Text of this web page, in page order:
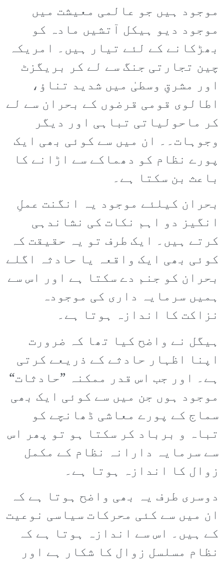
موجود ہیں جو عالمی معیشت میں
موجود دیو ہیکل آتشیں مادہ کو
بھڑکانے کے لئے تیار ہیں۔ امریکہ
چین تجارتی جنگ سے لے کر بریگزٹ
اور مشرقِ وسطیٰ میں شدید تناؤ،
اطالوی قومی قرضوں کے بحران سے لے
کر ماحولیاتی تباہی اور دیگر
وجوہات۔۔ ان میں سے کوئی بھی ایک
پورے نظام کو دھماکے سے اڑانے کا
باعث بن سکتا ہے۔
بحران کیلئے موجود یہ انگنت عملِ
انگیز دو اہم نکات کی نشاندہی
کرتے ہیں۔ ایک طرف تو یہ حقیقت کہ
کوئی بھی ایک واقعہ یا حادثہ اگلے
بحران کو جنم دے سکتا ہے اور اس سے
ہمیں سرمایہ داری کی موجودہ
نزاکت کا اندازہ ہوتا ہے۔
ہیگل نے واضح کیا تھا کہ ضرورت
اپنا اظہار حادثے کے ذریعے کرتی
ہے۔ اور جب اس قدر ممکنہ ”حادثات“
موجود ہوں جن میں سے کوئی ایک بھی
سماج کے پورے معاشی ڈھانچے کو
تباہ و برباد کر سکتا ہو تو پھر اس
سے سرمایہ دارانہ نظام کے مکمل
زوال کا اندازہ ہوتا ہے۔
دوسری طرف یہ بھی واضح ہوتا ہے کہ
ان میں سے کئی محرکات سیاسی نوعیت
کے ہیں۔ اس سے اندازہ ہوتا ہے کہ
نظام مسلسل زوال کا شکار ہے اور